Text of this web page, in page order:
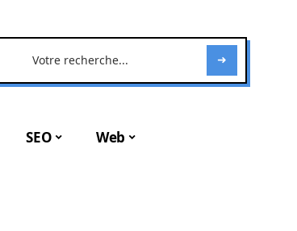
SEO Web